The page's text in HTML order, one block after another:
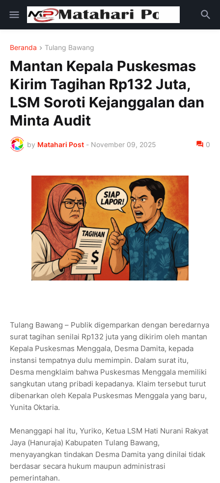
Beranda Tulang Bawang
Mantan Kepala Puskesmas
Kirim Tagihan Rp132 Juta,
LSM Soroti Kejanggalan dan
Minta Audit
by Matahari Post - November 09, 2025 0
Tulang Bawang – Publik digemparkan dengan beredarnya
surat tagihan senilai Rp132 juta yang dikirim oleh mantan
Kepala Puskesmas Menggala, Desma Damita, kepada
instansi tempatnya dulu memimpin. Dalam surat itu,
Desma mengklaim bahwa Puskesmas Menggala memiliki
sangkutan utang pribadi kepadanya. Klaim tersebut turut
dibenarkan oleh Kepala Puskesmas Menggala yang baru,
Yunita Oktaria.
Menanggapi hal itu, Yuriko, Ketua LSM Hati Nurani Rakyat
Jaya (Hanuraja) Kabupaten Tulang Bawang,
menyayangkan tindakan Desma Damita yang dinilai tidak
berdasar secara hukum maupun administrasi
pemerintahan.